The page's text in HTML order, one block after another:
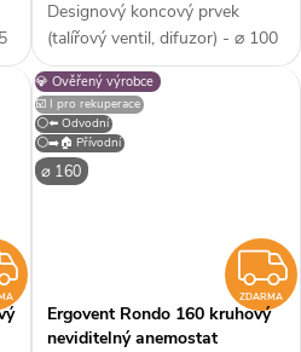
Designový koncový prvek
(talířový ventil, difuzor) - ⌀ 100
mm, barva bílá, materiál sádra,
tvar kruhový, odvodní / přívodní
- univerzální, regulace průtoku,
prémiové zpracování,...
ZDARMA
💎 Ověřený výrobce
⌀ 160
⚪⬅️ Odvodní
⚪➡️🏠 Přívodní
☑️ I pro rekuperace
ZDARMA
Ergovent Rondo 160 kruhový
neviditelný anemostat